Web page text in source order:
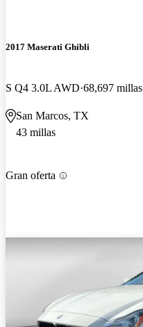
2017 Maserati Ghibli
S Q4 3.0L AWD 68,697 millas
San Marcos, TX
43 millas
Gran oferta